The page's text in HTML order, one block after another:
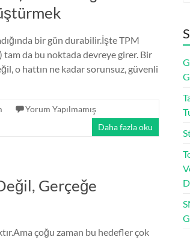
bir gün durabilir.İşte TPM
da bu noktada devreye girer. Bir
o hattın ne kadar sorunsuz, güvenli
Yorum Yapılmamış
Daha fazla oku
Gerçeğe
çoğu zaman bu hedefler çok